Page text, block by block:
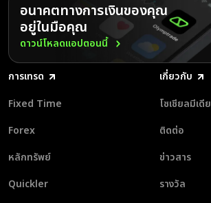
อนาคตทางการเงินของคุณ
อยู่ในมือคุณ
ดาวน์โหลดแอปตอนนี้
การเทรด
Fixed Time
Forex
หลักทรัพย์
Quickler
เกี่ยวกับ
โซเชียลมีเดีย
ติดต่อ
ข่าวสาร
รางวัล